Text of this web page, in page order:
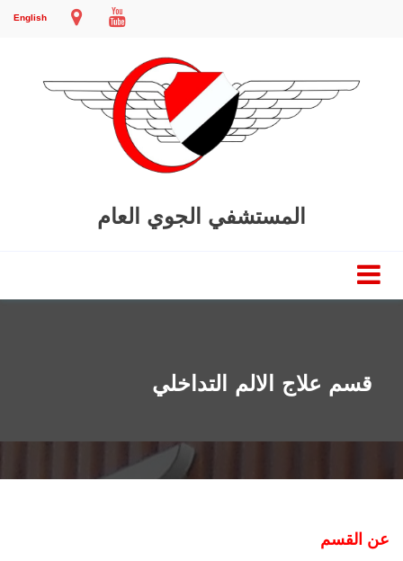
English
المستشفي الجوي العام
قسم علاج الالم التداخلي
عن القسم